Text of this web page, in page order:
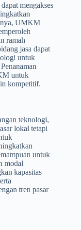
mengakses
UMKM
ramah
jasa dapat
untuk
untuk
kompetitif.
teknologi,
lokal tetapi
untuk
modal
kapasitas
tren pasar